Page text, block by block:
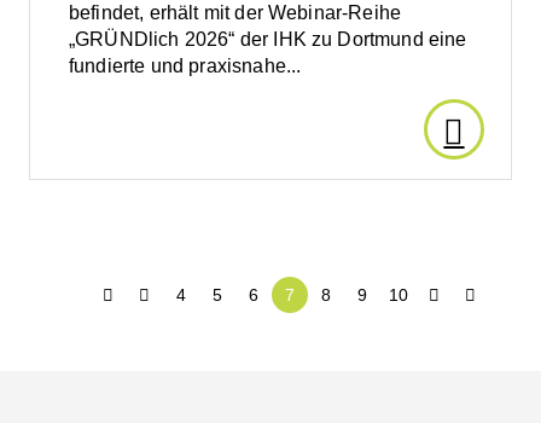
befindet, erhält mit der Webinar-Reihe
„GRÜNDlich 2026“ der IHK zu Dortmund eine
fundierte und praxisnahe...
Den
4 5 6 7 8 9 10